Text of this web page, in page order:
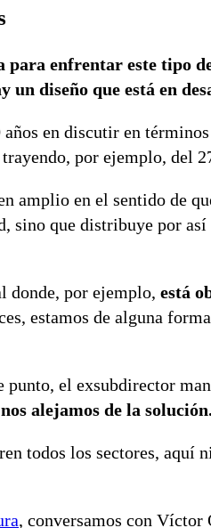
enfrentar este tipo
un diseño que está en
en discutir en
por ejemplo, del
amplio en el sentido de
sino que distribuye por
donde, por ejemplo, está
estamos de alguna
punto, el exsubdirector
alejamos de la
todos los sectores, aquí
, conversamos con Víctor